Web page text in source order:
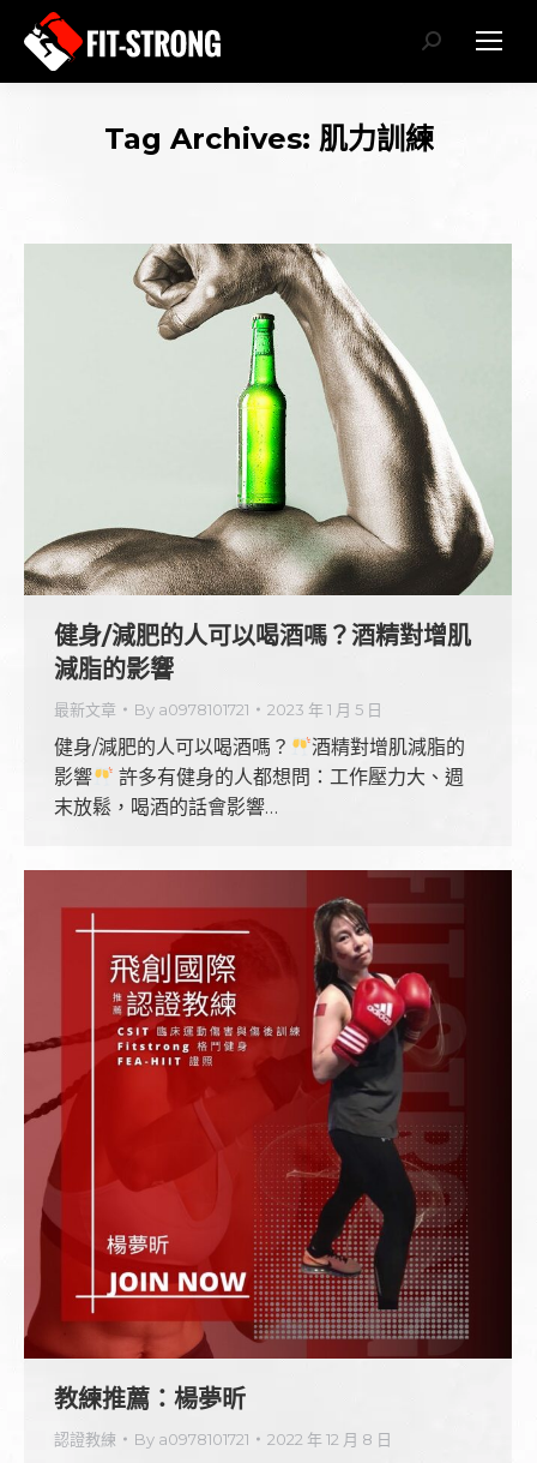
Search:
Tag Archives: 肌力訓練
健身/減肥的人可以喝酒嗎？酒精對增肌
減脂的影響
最新文章 By a0978101721 2023 年 1 月 5 日
健身/減肥的人可以喝酒嗎？
酒精對增肌減脂的
影響
許多有健身的人都想問：工作壓力大、週
末放鬆，喝酒的話會影響…
教練推薦：楊夢昕
認證教練 By a0978101721 2022 年 12 月 8 日